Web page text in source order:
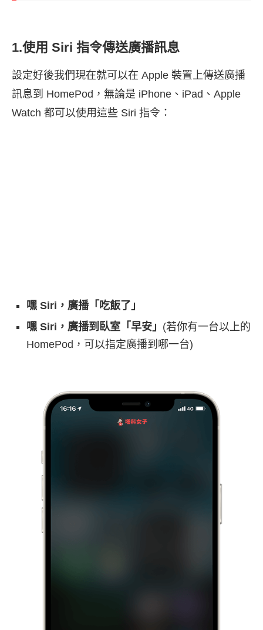
1.使用 Siri 指令傳送廣播訊息
設定好後我們現在就可以在 Apple 裝置上傳送廣播
訊息到 HomePod，無論是 iPhone、iPad、Apple
Watch 都可以使用這些 Siri 指令：
嘿 Siri，廣播「吃飯了」
嘿 Siri，廣播到臥室「早安」 (若你有一台以上的
HomePod，可以指定廣播到哪一台)